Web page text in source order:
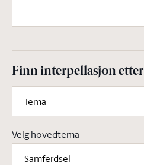
Finn interpellasjon etter
Tema
Velg hovedtema
Samferdsel